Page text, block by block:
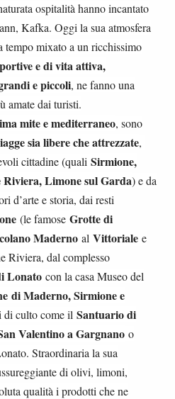
ospitalità hanno incantato
Kafka. Oggi la sua atmosfera
tempo mixato a un ricchissimo
e di vita attiva,
e piccoli, ne fanno una
amate dai turisti.
mite e mediterraneo, sono
sia libere che attrezzate,
cittadine (quali Sirmione,
Riviera, Limone sul Garda) e da
d’arte e storia, dai resti
(le famose Grotte di
Maderno al Vittoriale e
Riviera, dal complesso
Lonato con la casa Museo del
di Maderno, Sirmione e
di culto come il Santuario di
Valentino a Gargnano o
Straordinaria la sua
di olivi, limoni,
qualità i prodotti che ne